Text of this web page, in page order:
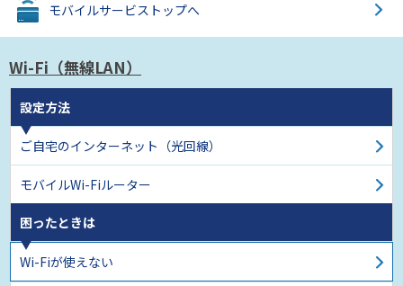
モバイルサービス トップへ
Wi-Fi（無線LAN）
設定方法
ご自宅のインターネット （光回線）
モバイルWi-Fiルーター
困ったときは
Wi-Fiが使えない